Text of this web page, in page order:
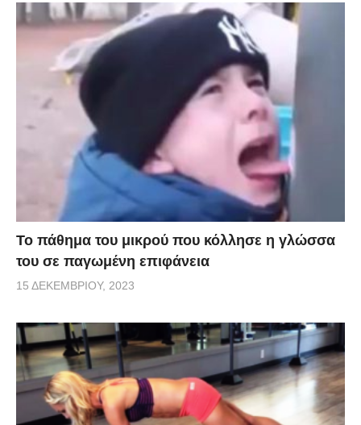
Το πάθημα του μικρού που κόλλησε η γλώσσα
του σε παγωμένη επιφάνεια
15 ΔΕΚΕΜΒΡΊΟΥ, 2023